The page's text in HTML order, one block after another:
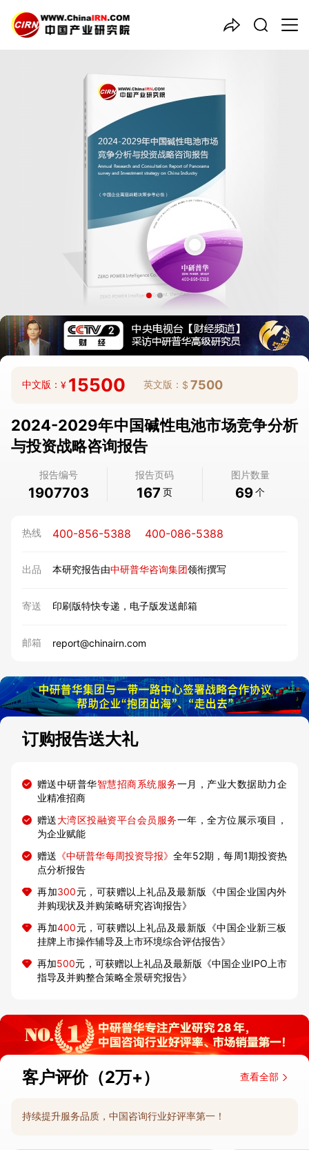
中文版： ¥ 15500 英文版： $ 7500
2024-2029年中国碱性电池市场竞争分析
与投资战略咨询报告
报告编号
1907703
报告页码
167 页
图片数量
69个
热线 400-856-5388 400-086-5388
出品 本研究报告由中研普华咨询集团领衔撰写
寄送 印刷版特快专递，电子版发送邮箱
邮箱 report@chinairn.com
订购报告送大礼
赠送中研普华智慧招商系统服务一月，产业大数据助力企
业精准招商
赠送大湾区投融资平台会员服务一年，全方位展示项目，
为企业赋能
赠送 《中研普华每周投资导报》全年52期，每周1期投资热
点分析报告
再加300元，可获赠以上礼品及最新版《中国企业国内外
并购现状及并购策略研究咨询报告》
再加400元，可获赠以上礼品及最新版《中国企业新三板
挂牌上市操作辅导及上市环境综合评估报告》
再加500元，可获赠以上礼品及最新版《中国企业IPO上市
指导及并购整合策略全景研究报告》
客户评价（2万+） 查看全部
持续提升服务品质，中国咨询行业好评率第一！
中国产业咨询领导者
市场竞争分析与投资战略咨询
报告
品质保障，一年免费更新维护
报告编号：1907703
出版日期：2024年6月
《2024-2029年中国碱性电池市场竞争分析与投资战略咨询报
告》由中研普华碱性电池行业分析专家领衔撰写，主要分析了碱性
电池行业的市场规模、发展现状与投资前景，同时对碱性电池行业
的未来发展做出科学的趋势预测和专业的碱性电池行业数据分析，
帮助客户评估碱性电池行业投资价值。
26年研究经验，深度洞察行业驱动力
多元化、高学历的实战型精英团队